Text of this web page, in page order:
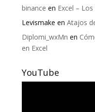
binance en Excel –
Levismake en Atajos
Diplomi_wxMn en
en Excel
YouTube